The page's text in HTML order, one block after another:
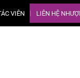
VIÊN LIÊN HỆ